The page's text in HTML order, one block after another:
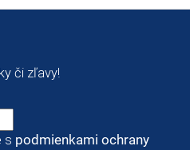
či zľavy!
s podmienkami ochrany